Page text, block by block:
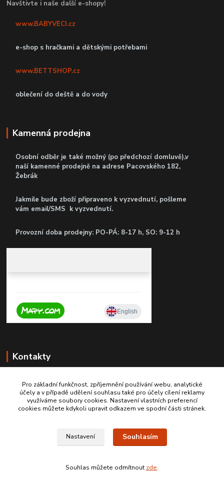
Navštivte i naše další e-shopy!
www.BABYVECI.cz
e-shop s hračkami a dětskými potřebami
www.BETTSHOP.cz
oblečení do deště a do vody
Kamenná prodejna
Osobní odběr je také možný (po předchozí domluvě),v
naší kamenné prodejně na adrese Pacovského 182,
Žebrák
Jakmile bude zboží připraveno k vyzvednutí, pošleme
vám email/SMS k vyzvednutí.
Provozní doba prodejny: PO-PÁ: 8-17 h, SO: 9-12 h
Kontakty
+420 603467970
Pro základní funkčnost, zpříjemnění používání webu, analytické
účely a v případě udělení souhlasu také pro účely cílení reklamy
využíváme soubory cookies. Nastavení vlastních preferencí
cookies můžete kdykoli upravit odkazem ve spodní části stránek.
Nastavení Souhlasím
Souhlas můžete odmítnout zde.